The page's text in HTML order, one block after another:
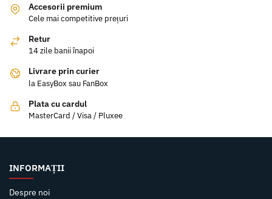
Accesorii premium
Cele mai competitive prețuri
Retur
14 zile banii înapoi
Livrare prin curier
la EasyBox sau FanBox
Plata cu cardul
MasterCard / Visa / Pluxee
INFORMAȚII
Despre noi